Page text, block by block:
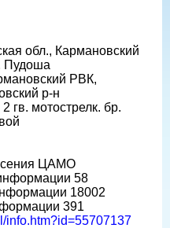
обл., Кармановский
Пудоша
РВК,
р-н
гв. мотострелк. бр.
ЦАМО
58
18002
391
info.htm?id=55707137